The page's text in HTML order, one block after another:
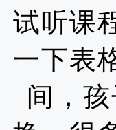
试听课
一下表
间，